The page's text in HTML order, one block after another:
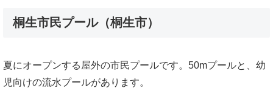
桐生市民プール（桐生市）
夏にオープンする屋外の市民プールです。50mプールと、幼
児向けの流水プールがあります。